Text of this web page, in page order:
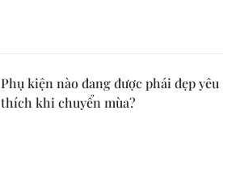
Phụ kiện nào đang được phái đẹp yêu
thích khi chuyển mùa?